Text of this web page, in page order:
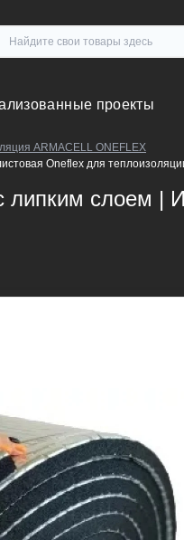
проекты
ARMACELL ONEFLEX
Oneflex для
слоем |